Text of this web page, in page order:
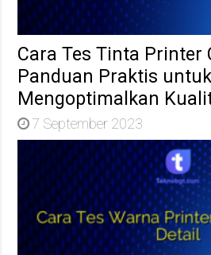
Cara Tes Tinta Printer
Panduan Praktis untuk
Mengoptimalkan
7 September 2023